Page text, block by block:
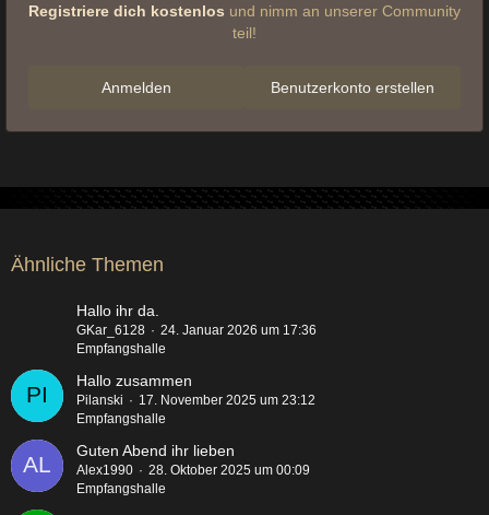
Registriere dich kostenlos und nimm an unserer Community
teil!
Benutzerkonto erstellen
Anmelden
Ähnliche Themen
Hallo ihr da.
GKar_6128
24. Januar 2026 um 17:36
Empfangshalle
Hallo zusammen
Pilanski
17. November 2025 um 23:12
Empfangshalle
Guten Abend ihr lieben
Alex1990
28. Oktober 2025 um 00:09
Empfangshalle